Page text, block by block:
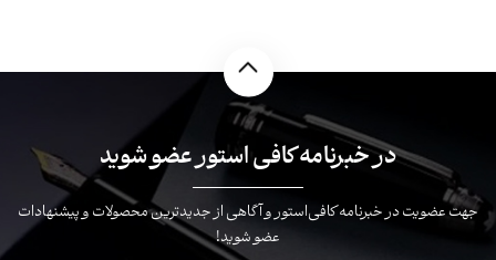
در خبرنامه کافی استور عضو شوید
جهت عضویت در خبرنامه کافی‌استور و آگاهی از جدیدترین محصولات و پیشنهادات
عضو شوید!